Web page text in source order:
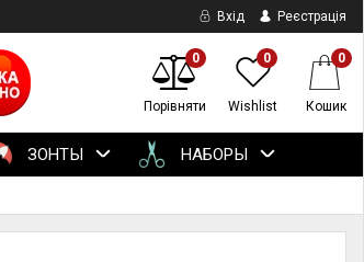
Вхід Реєстрація
0
Порівняти
0
Wishlist
0
Кошик
ЗОНТЫ НАБОРЫ